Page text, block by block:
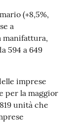
(+8,5%,
a
manifattura,
594 a 649
imprese
per la maggior
unità che